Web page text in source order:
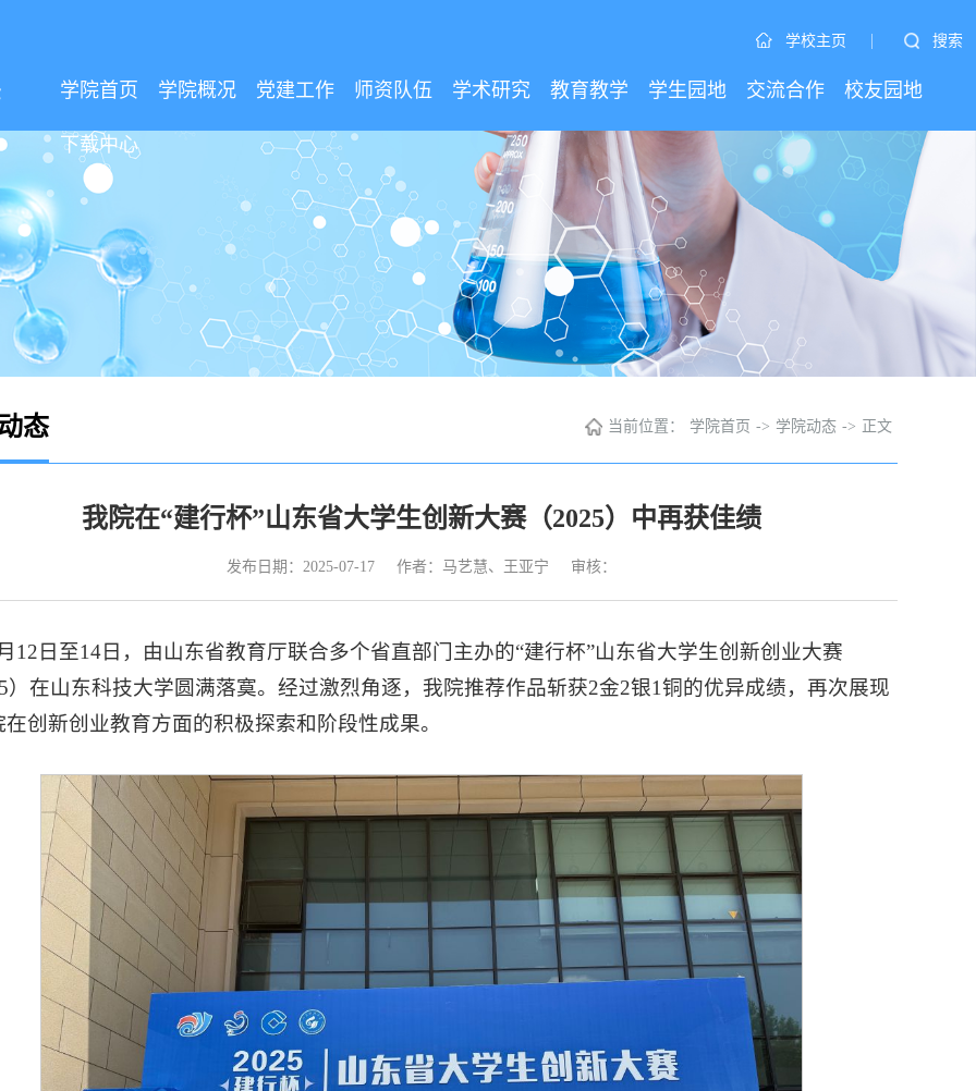
学校主页 | 搜索
学院首页 学院概况 党建工作 师资队伍 学术研究 教育教学 学生园地 交流合作 校友园地
下载中心
态 当前位置： 学院首页 -> 学院动态 -> 正文
我院在“建行杯”山东省大学生创新大赛（2025）中再获佳绩
发布日期：2025-07-17 作者：马艺慧、王亚宁 审核：
12日至14日，由山东省教育厅联合多个省直部门主办的“建行杯”山东省大学生创新创业大赛
）在山东科技大学圆满落寞。经过激烈角逐，我院推荐作品斩获2金2银1铜的优异成绩，再次展现
在创新创业教育方面的积极探索和阶段性成果。